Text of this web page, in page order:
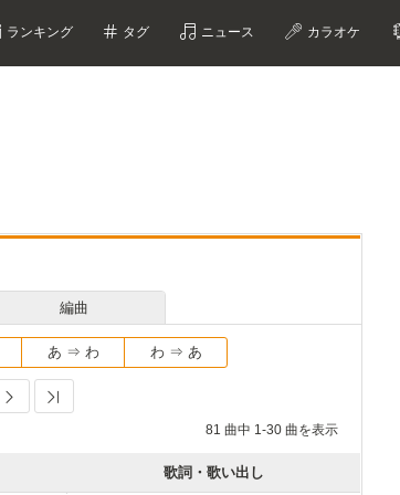
ランキング タグ ニュース カラオケ
編曲
あ ⇒ わ わ ⇒ あ
Next
81 曲中 1-30 曲を表示
歌詞・歌い出し